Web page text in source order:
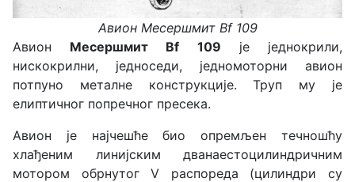
Авион Месершмит Bf 109
Авион Месершмит Bf 109 је једнокрили,
нискокрилни, једноседи, једномоторни авион
потпуно металне конструкције. Труп му је
елиптичног попречног пресека.
Авион је најчешће био опремљен течношћу
хлађеним линијским дванаестоцилиндричним
мотором обрнутог V распореда (цилиндри су